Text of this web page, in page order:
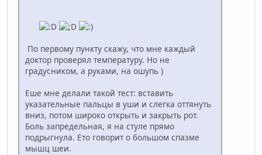
По первому пункту скажу, что мне каждый
доктор проверял температуру. Но не
градусником, а руками, на ошупь )
Еше мне делали такой тест: вставить
указательные пальцы в уши и слегка оттянуть
вниз, потом широко открыть и закрыть рот.
Боль запредельная, я на стуле прямо
подрыгнула. Ето говорит о большом спазме
мышц шеи.